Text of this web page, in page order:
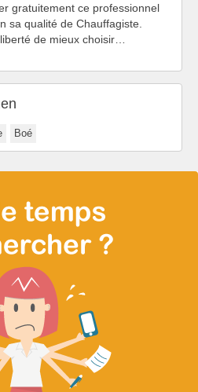
gratuitement ce professionnel
sa qualité de Chauffagiste.
de mieux choisir…
Boé